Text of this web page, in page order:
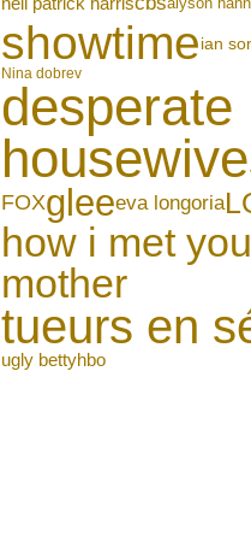
showtime ian
Nina dobrev
desperate
FOXgleeeva longoria
how i met
mother
tueurs en
ugly bettyhbo